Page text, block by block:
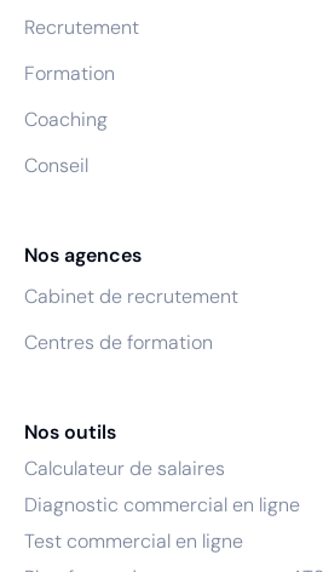
Recrutement
Formation
Coaching
Conseil
Nos agences
Cabinet de recrutement
Centres de formation
Nos outils
Calculateur de salaires
Diagnostic commercial en ligne
Test commercial en ligne